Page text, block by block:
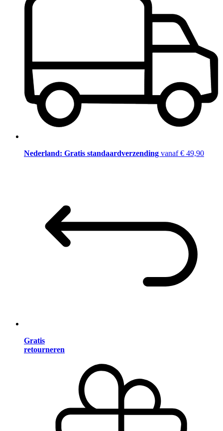
Nederland: Gratis standaardverzending vanaf € 49,90
Gratis
retourneren